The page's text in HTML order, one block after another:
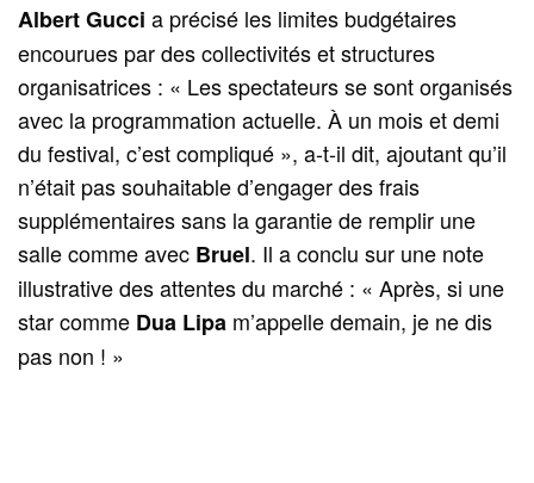
Albert Gucci a précisé les limites budgétaires
encourues par des collectivités et structures
organisatrices : « Les spectateurs se sont organisés
avec la programmation actuelle. À un mois et demi
du festival, c’est compliqué », a-t-il dit, ajoutant qu’il
n’était pas souhaitable d’engager des frais
supplémentaires sans la garantie de remplir une
salle comme avec Bruel. Il a conclu sur une note
illustrative des attentes du marché : « Après, si une
star comme Dua Lipa m’appelle demain, je ne dis
pas non ! »